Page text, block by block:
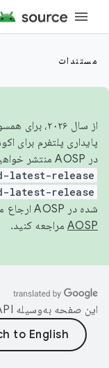
مستندات
از سال
پایداری پلتفرم برای
در AOSP منتشر خواهیم کرد. برای ساخت و مشارکت در AOSP،
latest-release
latest-release
شده در AOSP ارجاع می‌دهد. برای اطلاعات بیشتر، به
AOSP مراجعه کنید.
این صفحه به‌وسیله